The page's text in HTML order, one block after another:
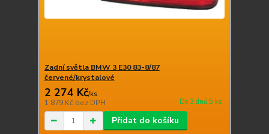
Zadní světla BMW 3 E30 83-8/87
červené/krystalové
2 274 Kč/ks
1 879 Kč bez DPH Do 3 dnů 5 ks
Přidat do košíku